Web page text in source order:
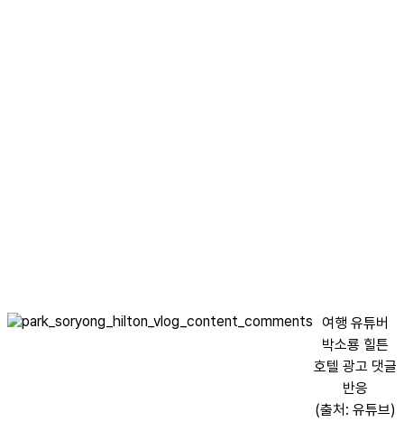
여행 유튜버
박소룡 힐튼
호텔 광고 댓글
반응
(출처: 유튜브)